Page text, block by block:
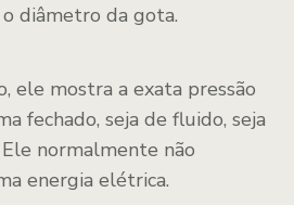
diâmetro da gota.
ele mostra a exata pressão
fechado, seja de fluido, seja
normalmente não
energia elétrica.